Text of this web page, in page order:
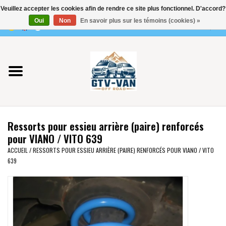
0 Articles - €0,00
Utilisez
les
flèches
haut
et
bas
pour
résultat
Appuyez
Entrée
pour
accéder
Vito / classe V - 447
Viano /Vito 639
VW T7 2025
VW T6
VW CRAFTER / MAN TGE
Ressorts pour essieu arrière (paire) renforcés
pour VIANO / VITO 639
ACCUEIL /RESSORTS POUR ESSIEU ARRIÈRE (PAIRE) RENFORCÉS POUR VIANO / VITO
639
Veuillez accepter les cookies afin de rendre ce site plus fonctionnel. D'accord?
Oui
Non En savoir plus sur les témoins (cookies) »